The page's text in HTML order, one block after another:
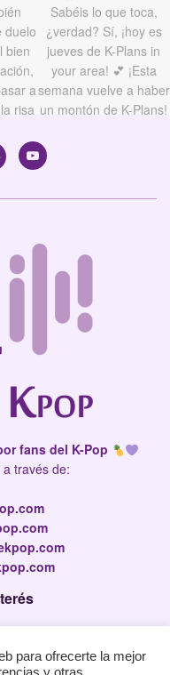
fans del K-Pop
través de:
para ofrecerte la mejor